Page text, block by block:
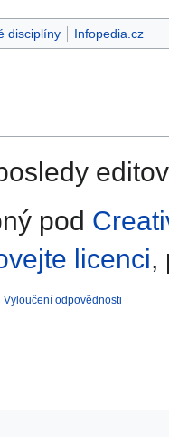
disciplíny Infopedia.cz
pod
licenci,
Vyloučení odpovědnosti